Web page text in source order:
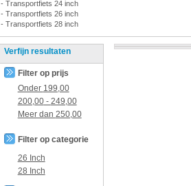
- Transportfiets 24 inch
- Transportfiets 26 inch
- Transportfiets 28 inch
Verfijn resultaten
Filter op prijs
Onder 199,00
200,00- 249,00
Meer dan 250,00
Filter op categorie
26 Inch
28 Inch